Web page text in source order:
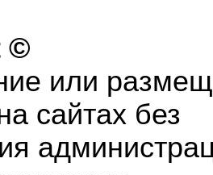
©
или
сайтах без